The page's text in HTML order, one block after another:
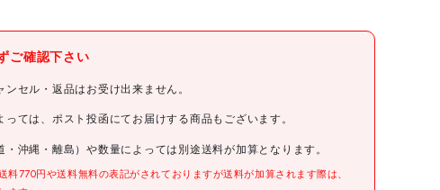
カメダ
カメダ ミニカナグ JK-425-3C
JK-425-3C
ご確認下さい
ンセル・返品はお受け出来ません。
っては、ポスト投函にてお届けする商品もございます。
・沖縄・離島）や数量によっては別途送料が加算となります。
料770円や送料無料の表記がされておりますが送料が加算されます際は、